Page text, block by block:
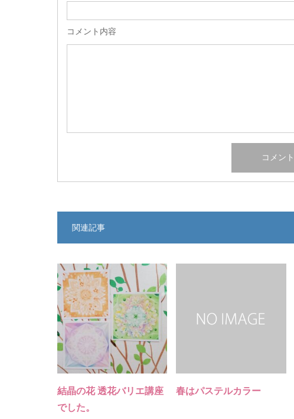
コメント内容
関連記事
結晶の花 透花バリエ講座
でした。
春はパステルカラー